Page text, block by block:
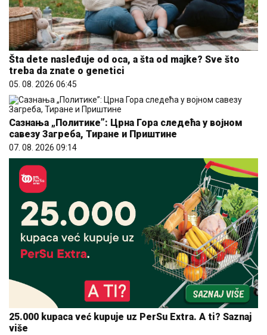
Šta dete nasleđuje od oca, a šta od majke? Sve što
treba da znate o genetici
05. 08. 2026 06:45
Сазнања „Политике”: Црна Гора следећа у војном
савезу Загреба, Тиране и Приштине
07. 08. 2026 09:14
25.000 kupaca već kupuje uz PerSu Extra. A ti? Saznaj
više